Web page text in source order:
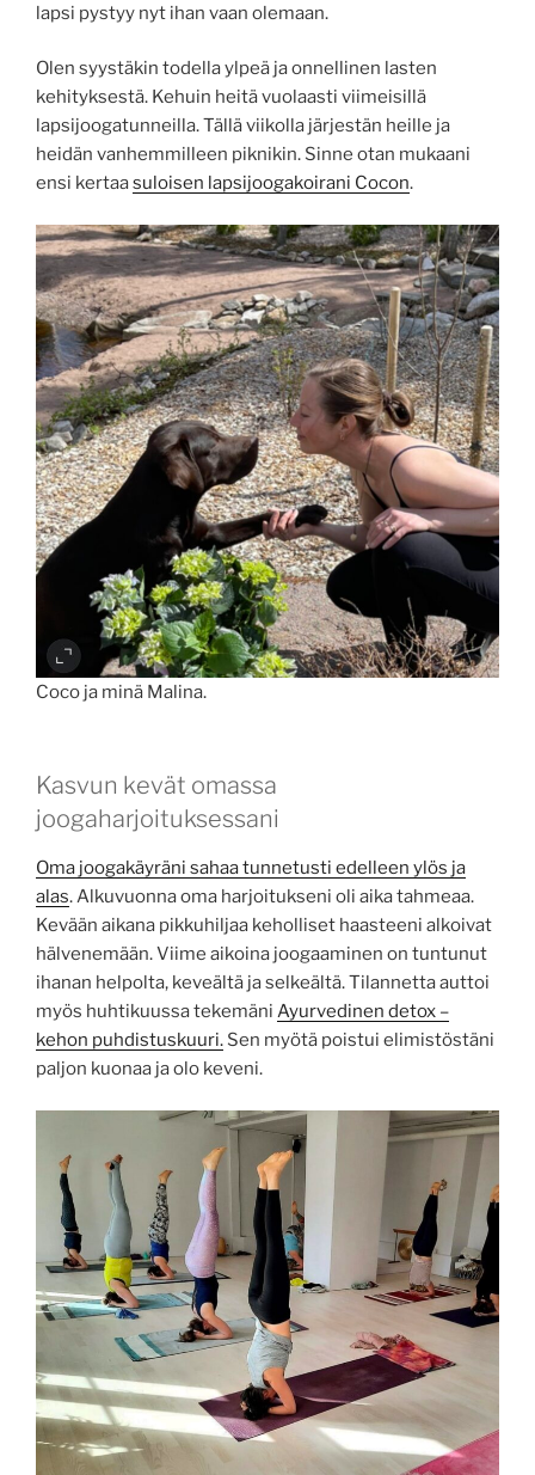
lapsi pystyy nyt ihan vaan olemaan.
Olen syystäkin todella ylpeä ja onnellinen lasten
kehityksestä. Kehuin heitä vuolaasti viimeisillä
lapsijoogatunneilla. Tällä viikolla järjestän heille ja
heidän vanhemmilleen piknikin. Sinne otan mukaani
ensi kertaasuloisen lapsijoogakoirani Cocon.
Coco ja minä Malina.
Kasvun kevät omassa
joogaharjoituksessani
Oma joogakäyräni sahaa tunnetusti edelleen ylös ja
alas. Alkuvuonna oma harjoitukseni oli aika tahmeaa.
Kevään aikana pikkuhiljaa keholliset haasteeni alkoivat
hälvenemään. Viime aikoina joogaaminen on tuntunut
ihanan helpolta, keveältä ja selkeältä. Tilannetta auttoi
myös huhtikuussa tekemäni Ayurvedinen detox –
kehon puhdistuskuuri. Sen myötä poistui elimistöstäni
paljon kuonaa ja olo keveni.